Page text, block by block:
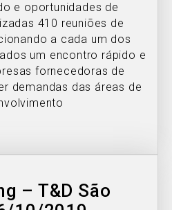
e oportunidades de
410 reuniões de
a cada um dos
um encontro rápido e
fornecedoras de
demandas das áreas de
– T&D São